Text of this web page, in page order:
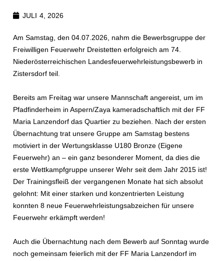
JULI 4, 2026
Am Samstag, den 04.07.2026, nahm die Bewerbsgruppe der
Freiwilligen Feuerwehr Dreistetten erfolgreich am 74.
Niederösterreichischen Landesfeuerwehrleistungsbewerb in
Zistersdorf teil.
Bereits am Freitag war unsere Mannschaft angereist, um im
Pfadfinderheim in Aspern/Zaya kameradschaftlich mit der FF
Maria Lanzendorf das Quartier zu beziehen. Nach der ersten
Übernachtung trat unsere Gruppe am Samstag bestens
motiviert in der Wertungsklasse U180 Bronze (Eigene
Feuerwehr) an – ein ganz besonderer Moment, da dies die
erste Wettkampfgruppe unserer Wehr seit dem Jahr 2015 ist!
Der Trainingsfleiß der vergangenen Monate hat sich absolut
gelohnt: Mit einer starken und konzentrierten Leistung
konnten 8 neue Feuerwehrleistungsabzeichen für unsere
Feuerwehr erkämpft werden!
Auch die Übernachtung nach dem Bewerb auf Sonntag wurde
noch gemeinsam feierlich mit der FF Maria Lanzendorf im